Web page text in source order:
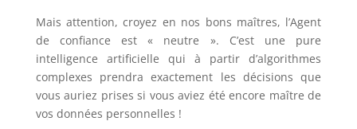
Mais attention, croyez en nos bons maîtres, l’Agent
de confiance est « neutre ». C’est une pure
intelligence artificielle qui à partir d’algorithmes
complexes prendra exactement les décisions que
vous auriez prises si vous aviez été encore maître de
vos données personnelles !